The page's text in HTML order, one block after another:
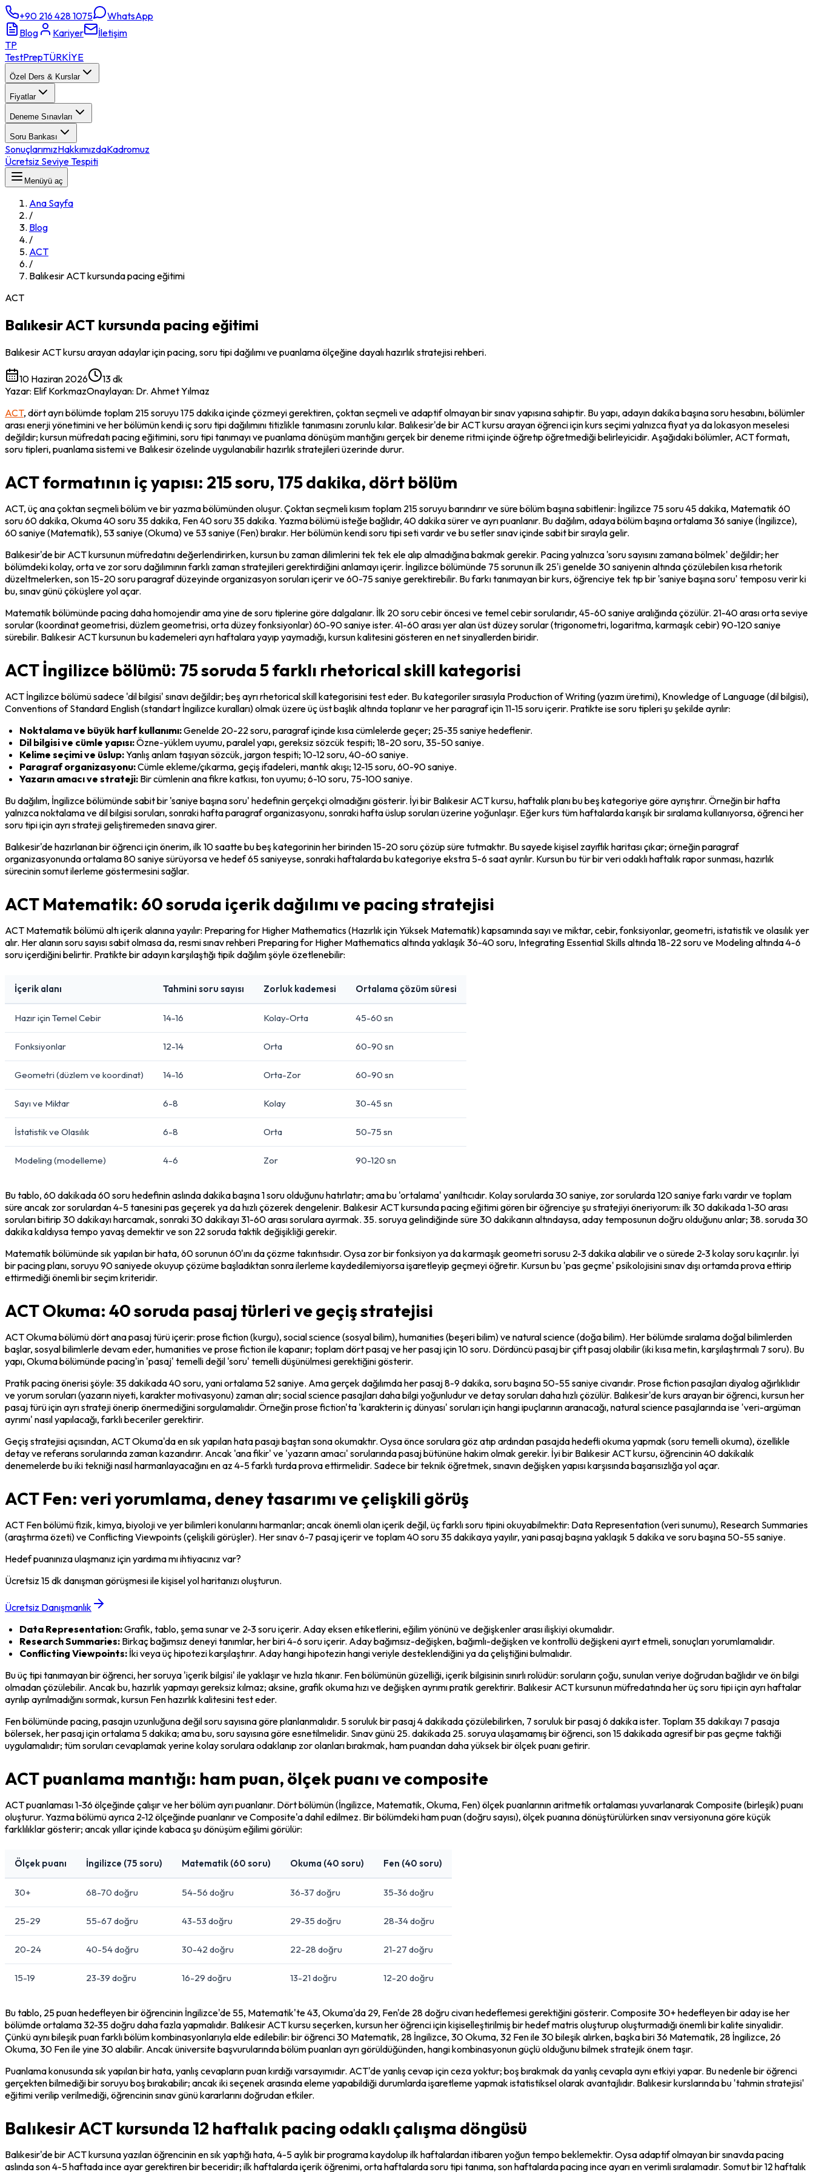
+90 216 428 1075
WhatsApp
Blog
Kariyer
İletişim
TP
TestPrepTÜRKİYE
Özel Ders & Kurslar
Fiyatlar
Deneme Sınavları
Soru Bankası
SonuçlarımızHakkımızdaKadromuz
Ücretsiz Seviye Tespiti
Menüyü aç
Ana Sayfa
/
Blog
/
ACT
/
Balıkesir ACT kursunda pacing eğitimi
ACT
Balıkesir ACT kursunda pacing eğitimi
Balıkesir ACT kursu arayan adaylar için pacing, soru tipi dağılımı ve puanlama ölçeğine dayalı hazırlık stratejisi rehberi.
10 Haziran 2026
13 dk
Yazar: Elif KorkmazOnaylayan: Dr. Ahmet Yılmaz
ACT, dört ayrı bölümde toplam 215 soruyu 175 dakika içinde çözmeyi gerektiren, çoktan seçmeli ve adaptif olmayan bir sınav yapısına sahiptir. Bu yapı, adayın dakika başına soru hesabını, bölümler
arası enerji yönetimini ve her bölümün kendi iç soru tipi dağılımını titizlikle tanımasını zorunlu kılar. Balıkesir'de bir ACT kursu arayan öğrenci için kurs seçimi yalnızca fiyat ya da lokasyon meselesi
değildir; kursun müfredatı pacing eğitimini, soru tipi tanımayı ve puanlama dönüşüm mantığını gerçek bir deneme ritmi içinde öğretıp öğretmediği belirleyicidir. Aşağıdaki bölümler, ACT formatı,
soru tipleri, puanlama sistemi ve Balıkesir özelinde uygulanabilir hazırlık stratejileri üzerinde durur.
ACT formatının iç yapısı: 215 soru, 175 dakika, dört bölüm
ACT, üç ana çoktan seçmeli bölüm ve bir yazma bölümünden oluşur. Çoktan seçmeli kısım toplam 215 soruyu barındırır ve süre bölüm başına sabitlenir: İngilizce 75 soru 45 dakika, Matematik 60
soru 60 dakika, Okuma 40 soru 35 dakika, Fen 40 soru 35 dakika. Yazma bölümü isteğe bağlıdır, 40 dakika sürer ve ayrı puanlanır. Bu dağılım, adaya bölüm başına ortalama 36 saniye (İngilizce),
60 saniye (Matematik), 53 saniye (Okuma) ve 53 saniye (Fen) bırakır. Her bölümün kendi soru tipi seti vardır ve bu setler sınav içinde sabit bir sırayla gelir.
Balıkesir'de bir ACT kursunun müfredatını değerlendirirken, kursun bu zaman dilimlerini tek tek ele alıp almadığına bakmak gerekir. Pacing yalnızca 'soru sayısını zamana bölmek' değildir; her
bölümdeki kolay, orta ve zor soru dağılımının farklı zaman stratejileri gerektirdiğini anlamayı içerir. İngilizce bölümünde 75 sorunun ilk 25'i genelde 30 saniyenin altında çözülebilen kısa rhetorik
düzeltmelerken, son 15-20 soru paragraf düzeyinde organizasyon soruları içerir ve 60-75 saniye gerektirebilir. Bu farkı tanımayan bir kurs, öğrenciye tek tıp bir 'saniye başına soru' temposu verir ki
bu, sınav günü çöküşlere yol açar.
Matematik bölümünde pacing daha homojendir ama yine de soru tiplerine göre dalgalanır. İlk 20 soru cebir öncesi ve temel cebir sorularıdır, 45-60 saniye aralığında çözülür. 21-40 arası orta seviye
sorular (koordinat geometrisi, düzlem geometrisi, orta düzey fonksiyonlar) 60-90 saniye ister. 41-60 arası yer alan üst düzey sorular (trigonometri, logaritma, karmaşık cebir) 90-120 saniye
sürebilir. Balıkesir ACT kursunun bu kademeleri ayrı haftalara yayıp yaymadığı, kursun kalitesini gösteren en net sinyallerden biridir.
ACT İngilizce bölümü: 75 soruda 5 farklı rhetorical skill kategorisi
ACT İngilizce bölümü sadece 'dil bilgisi' sınavı değildir; beş ayrı rhetorical skill kategorisini test eder. Bu kategoriler sırasıyla Production of Writing (yazım üretimi), Knowledge of Language (dil bilgisi),
Conventions of Standard English (standart İngilizce kuralları) olmak üzere üç üst başlık altında toplanır ve her paragraf için 11-15 soru içerir. Pratikte ise soru tipleri şu şekilde ayrılır:
Noktalama ve büyük harf kullanımı: Genelde 20-22 soru, paragraf içinde kısa cümlelerde geçer; 25-35 saniye hedeflenir.
Dil bilgisi ve cümle yapısı: Özne-yüklem uyumu, paralel yapı, gereksiz sözcük tespiti; 18-20 soru, 35-50 saniye.
Kelime seçimi ve üslup: Yanlış anlam taşıyan sözcük, jargon tespiti; 10-12 soru, 40-60 saniye.
Paragraf organizasyonu: Cümle ekleme/çıkarma, geçiş ifadeleri, mantık akışı; 12-15 soru, 60-90 saniye.
Yazarın amacı ve strateji: Bir cümlenin ana fikre katkısı, ton uyumu; 6-10 soru, 75-100 saniye.
Bu dağılım, İngilizce bölümünde sabit bir 'saniye başına soru' hedefinin gerçekçi olmadığını gösterir. İyi bir Balıkesir ACT kursu, haftalık planı bu beş kategoriye göre ayrıştırır. Örneğin bir hafta
yalnızca noktalama ve dil bilgisi soruları, sonraki hafta paragraf organizasyonu, sonraki hafta üslup soruları üzerine yoğunlaşır. Eğer kurs tüm haftalarda karışık bir sıralama kullanıyorsa, öğrenci her
soru tipi için ayrı strateji geliştiremeden sınava girer.
Balıkesir'de hazırlanan bir öğrenci için önerim, ilk 10 saatte bu beş kategorinin her birinden 15-20 soru çözüp süre tutmaktır. Bu sayede kişisel zayıflık haritası çıkar; örneğin paragraf
organizasyonunda ortalama 80 saniye sürüyorsa ve hedef 65 saniyeyse, sonraki haftalarda bu kategoriye ekstra 5-6 saat ayrılır. Kursun bu tür bir veri odaklı haftalık rapor sunması, hazırlık
sürecinin somut ilerleme göstermesini sağlar.
ACT Matematik: 60 soruda içerik dağılımı ve pacing stratejisi
ACT Matematik bölümü altı içerik alanına yayılır: Preparing for Higher Mathematics (Hazırlık için Yüksek Matematik) kapsamında sayı ve miktar, cebir, fonksiyonlar, geometri, istatistik ve olasılık yer
alır. Her alanın soru sayısı sabit olmasa da, resmi sınav rehberi Preparing for Higher Mathematics altında yaklaşık 36-40 soru, Integrating Essential Skills altında 18-22 soru ve Modeling altında 4-6
soru içerdiğini belirtir. Pratikte bir adayın karşılaştığı tipik dağılım şöyle özetlenebilir:
İçerik alanı Tahmini soru sayısı Zorluk kademesi Ortalama çözüm süresi
Hazır için Temel Cebir 14-16 Kolay-Orta 45-60 sn
Fonksiyonlar 12-14 Orta 60-90 sn
Geometri (düzlem ve koordinat) 14-16 Orta-Zor 60-90 sn
Sayı ve Miktar 6-8 Kolay 30-45 sn
İstatistik ve Olasılık 6-8 Orta 50-75 sn
Modeling (modelleme) 4-6 Zor 90-120 sn
Bu tablo, 60 dakikada 60 soru hedefinin aslında dakika başına 1 soru olduğunu hatırlatır; ama bu 'ortalama' yanıltıcıdır. Kolay sorularda 30 saniye, zor sorularda 120 saniye farkı vardır ve toplam
süre ancak zor sorulardan 4-5 tanesini pas geçerek ya da hızlı çözerek dengelenir. Balıkesir ACT kursunda pacing eğitimi gören bir öğrenciye şu stratejiyi öneriyorum: ilk 30 dakikada 1-30 arası
soruları bitirip 30 dakikayı harcamak, sonraki 30 dakikayı 31-60 arası sorulara ayırmak. 35. soruya gelindiğinde süre 30 dakikanın altındaysa, aday temposunun doğru olduğunu anlar; 38. soruda 30
dakika kaldıysa tempo yavaş demektir ve son 22 soruda taktik değişikliği gerekir.
Matematik bölümünde sık yapılan bir hata, 60 sorunun 60'ını da çözme takıntısıdır. Oysa zor bir fonksiyon ya da karmaşık geometri sorusu 2-3 dakika alabilir ve o sürede 2-3 kolay soru kaçırılır. İyi
bir pacing planı, soruyu 90 saniyede okuyup çözüme başladıktan sonra ilerleme kaydedilemiyorsa işaretleyip geçmeyi öğretir. Kursun bu 'pas geçme' psikolojisini sınav dışı ortamda prova ettirip
ettirmediği önemli bir seçim kriteridir.
ACT Okuma: 40 soruda pasaj türleri ve geçiş stratejisi
ACT Okuma bölümü dört ana pasaj türü içerir: prose fiction (kurgu), social science (sosyal bilim), humanities (beşeri bilim) ve natural science (doğa bilim). Her bölümde sıralama doğal bilimlerden
başlar, sosyal bilimlerle devam eder, humanities ve prose fiction ile kapanır; toplam dört pasaj ve her pasaj için 10 soru. Dördüncü pasaj bir çift pasaj olabilir (iki kısa metin, karşılaştırmalı 7 soru). Bu
yapı, Okuma bölümünde pacing'in 'pasaj' temelli değil 'soru' temelli düşünülmesi gerektiğini gösterir.
Pratik pacing önerisi şöyle: 35 dakikada 40 soru, yani ortalama 52 saniye. Ama gerçek dağılımda her pasaj 8-9 dakika, soru başına 50-55 saniye civarıdır. Prose fiction pasajları diyalog ağırlıklıdır
ve yorum soruları (yazarın niyeti, karakter motivasyonu) zaman alır; social science pasajları daha bilgi yoğunludur ve detay soruları daha hızlı çözülür. Balıkesir'de kurs arayan bir öğrenci, kursun her
pasaj türü için ayrı strateji önerip önermediğini sorgulamalıdır. Örneğin prose fiction'ta 'karakterin iç dünyası' soruları için hangi ipuçlarının aranacağı, natural science pasajlarında ise 'veri-argüman
ayrımı' nasıl yapılacağı, farklı beceriler gerektirir.
Geçiş stratejisi açısından, ACT Okuma'da en sık yapılan hata pasajı baştan sona okumaktır. Oysa önce sorulara göz atıp ardından pasajda hedefli okuma yapmak (soru temelli okuma), özellikle
detay ve referans sorularında zaman kazandırır. Ancak 'ana fikir' ve 'yazarın amacı' sorularında pasaj bütününe hakim olmak gerekir. İyi bir Balıkesir ACT kursu, öğrencinin 40 dakikalık
denemelerde bu iki tekniği nasıl harmanlayacağını en az 4-5 farklı turda prova ettirmelidir. Sadece bir teknik öğretmek, sınavın değişken yapısı karşısında başarısızlığa yol açar.
ACT Fen: veri yorumlama, deney tasarımı ve çelişkili görüş
ACT Fen bölümü fizik, kimya, biyoloji ve yer bilimleri konularını harmanlar; ancak önemli olan içerik değil, üç farklı soru tipini okuyabilmektir: Data Representation (veri sunumu), Research Summaries
(araştırma özeti) ve Conflicting Viewpoints (çelişkili görüşler). Her sınav 6-7 pasaj içerir ve toplam 40 soru 35 dakikaya yayılır, yani pasaj başına yaklaşık 5 dakika ve soru başına 50-55 saniye.
Hedef puanınıza ulaşmanız için yardıma mı ihtiyacınız var?
Ücretsiz 15 dk danışman görüşmesi ile kişisel yol haritanızı oluşturun.
Ücretsiz Danışmanlık
Data Representation: Grafik, tablo, şema sunar ve 2-3 soru içerir. Aday eksen etiketlerini, eğilim yönünü ve değişkenler arası ilişkiyi okumalıdır.
Research Summaries: Birkaç bağımsız deneyi tanımlar, her biri 4-6 soru içerir. Aday bağımsız-değişken, bağımlı-değişken ve kontrollü değişkeni ayırt etmeli, sonuçları yorumlamalıdır.
Conflicting Viewpoints: İki veya üç hipotezi karşılaştırır. Aday hangi hipotezin hangi veriyle desteklendiğini ya da çeliştiğini bulmalıdır.
Bu üç tipi tanımayan bir öğrenci, her soruya 'içerik bilgisi' ile yaklaşır ve hızla tıkanır. Fen bölümünün güzelliği, içerik bilgisinin sınırlı rolüdür: soruların çoğu, sunulan veriye doğrudan bağlıdır ve ön bilgi
olmadan çözülebilir. Ancak bu, hazırlık yapmayı gereksiz kılmaz; aksine, grafik okuma hızı ve değişken ayrımı pratik gerektirir. Balıkesir ACT kursunun müfredatında her üç soru tipi için ayrı haftalar
ayrılıp ayrılmadığını sormak, kursun Fen hazırlık kalitesini test eder.
Fen bölümünde pacing, pasajın uzunluğuna değil soru sayısına göre planlanmalıdır. 5 soruluk bir pasaj 4 dakikada çözülebilirken, 7 soruluk bir pasaj 6 dakika ister. Toplam 35 dakikayı 7 pasaja
bölersek, her pasaj için ortalama 5 dakika; ama bu, soru sayısına göre esnetilmelidir. Sınav günü 25. dakikada 25. soruya ulaşamamış bir öğrenci, son 15 dakikada agresif bir pas geçme taktiği
uygulamalıdır; tüm soruları cevaplamak yerine kolay sorulara odaklanıp zor olanları bırakmak, ham puandan daha yüksek bir ölçek puanı getirir.
ACT puanlama mantığı: ham puan, ölçek puanı ve composite
ACT puanlaması 1-36 ölçeğinde çalışır ve her bölüm ayrı puanlanır. Dört bölümün (İngilizce, Matematik, Okuma, Fen) ölçek puanlarının aritmetik ortalaması yuvarlanarak Composite (birleşik) puanı
oluşturur. Yazma bölümü ayrıca 2-12 ölçeğinde puanlanır ve Composite'a dahil edilmez. Bir bölümdeki ham puan (doğru sayısı), ölçek puanına dönüştürülürken sınav versiyonuna göre küçük
farklılıklar gösterir; ancak yıllar içinde kabaca şu dönüşüm eğilimi görülür:
Ölçek puanı İngilizce (75 soru) Matematik (60 soru) Okuma (40 soru) Fen (40 soru)
30+ 68-70 doğru 54-56 doğru 36-37 doğru 35-36 doğru
25-29 55-67 doğru 43-53 doğru 29-35 doğru 28-34 doğru
20-24 40-54 doğru 30-42 doğru 22-28 doğru 21-27 doğru
15-19 23-39 doğru 16-29 doğru 13-21 doğru 12-20 doğru
Bu tablo, 25 puan hedefleyen bir öğrencinin İngilizce'de 55, Matematik'te 43, Okuma'da 29, Fen'de 28 doğru civarı hedeflemesi gerektiğini gösterir. Composite 30+ hedefleyen bir aday ise her
bölümde ortalama 32-35 doğru daha fazla yapmalıdır. Balıkesir ACT kursu seçerken, kursun her öğrenci için kişiselleştirilmiş bir hedef matris oluşturup oluşturmadığı önemli bir kalite sinyalidir.
Çünkü aynı bileşik puan farklı bölüm kombinasyonlarıyla elde edilebilir: bir öğrenci 30 Matematik, 28 İngilizce, 30 Okuma, 32 Fen ile 30 bileşik alırken, başka biri 36 Matematik, 28 İngilizce, 26
Okuma, 30 Fen ile yine 30 alabilir. Ancak üniversite başvurularında bölüm puanları ayrı görüldüğünden, hangi kombinasyonun güçlü olduğunu bilmek stratejik önem taşır.
Puanlama konusunda sık yapılan bir hata, yanlış cevapların puan kırdığı varsayımıdır. ACT'de yanlış cevap için ceza yoktur; boş bırakmak da yanlış cevapla aynı etkiyi yapar. Bu nedenle bir öğrenci
gerçekten bilmediği bir soruyu boş bırakabilir; ancak iki seçenek arasında eleme yapabildiği durumlarda işaretleme yapmak istatistiksel olarak avantajlıdır. Balıkesir kurslarında bu 'tahmin stratejisi'
eğitimi verilip verilmediği, öğrencinin sınav günü kararlarını doğrudan etkiler.
Balıkesir ACT kursunda 12 haftalık pacing odaklı çalışma döngüsü
Balıkesir'de bir ACT kursuna yazılan öğrencinin en sık yaptığı hata, 4-5 aylık bir programa kaydolup ilk haftalardan itibaren yoğun tempo beklemektir. Oysa adaptif olmayan bir sınavda pacing
aslında son 4-5 haftada ince ayar gerektiren bir beceridir; ilk haftalarda içerik öğrenimi, orta haftalarda soru tipi tanıma, son haftalarda pacing ince ayarı en verimli sıralamadır. Somut bir 12 haftalık